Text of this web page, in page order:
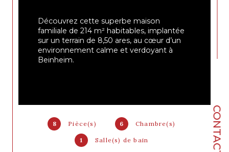
CONTACT
8 Pièce(s) 6 Chambre(s)
1 Salle(s) de bain
Découvrez cette superbe maison
familiale de 214 m² habitables, implantée
sur un terrain de 8,50 ares, au cœur d’un
environnement calme et verdoyant à
Beinheim.
havre de paix, idéal pour profiter des
Le rez-de-chaussée se compose d’une
vaste et lumineuse pièce de vie de 45 m²,